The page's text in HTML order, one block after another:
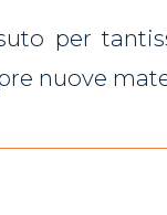
per
nuove